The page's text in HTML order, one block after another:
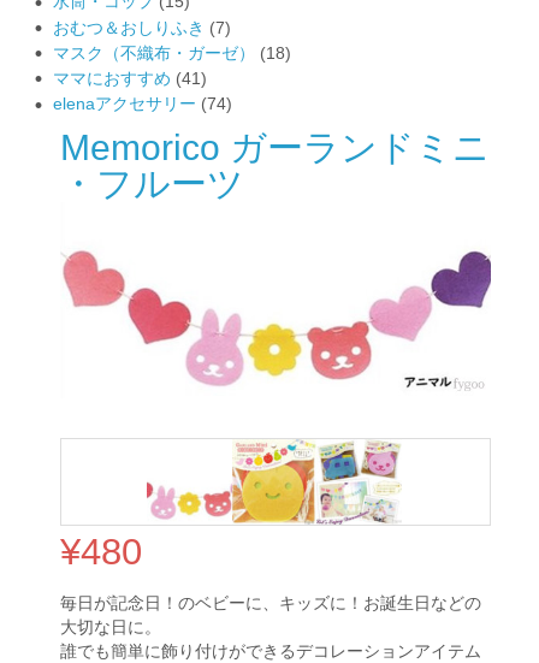
おむつ＆おしりふき (7)
マスク（不織布・ガーゼ）
(18)
ママにおすすめ (41)
elenaアクセサリー (74)
Memorico ガーランドミニ
・フルーツ
¥480
毎日が記念日！のベビーに、キッズに！お誕生日などの
大切な日に。
誰でも簡単に飾り付けができるデコレーションアイテム